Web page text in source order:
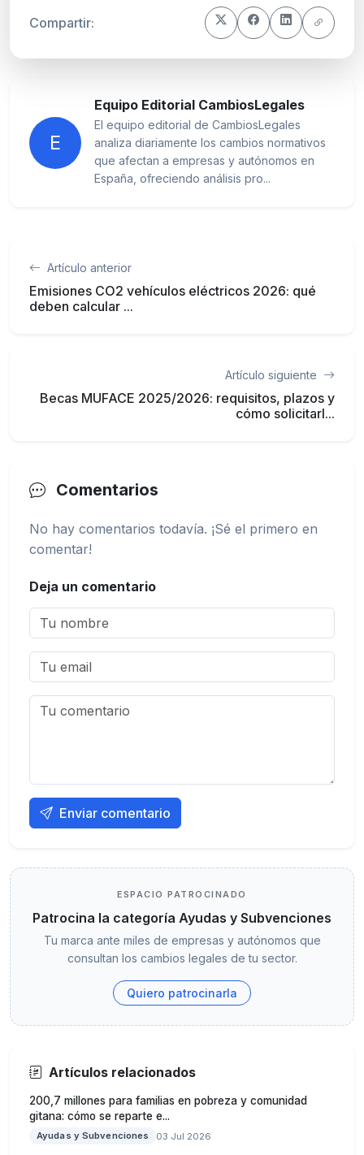
Compartir:
E
Equipo Editorial CambiosLegales
El equipo editorial de CambiosLegales
analiza diariamente los cambios normativos
que afectan a empresas y autónomos en
España, ofreciendo análisis pro...
Artículo anterior
Emisiones CO2 vehículos eléctricos 2026: qué
deben calcular ...
Artículo siguiente
Becas MUFACE 2025/2026: requisitos, plazos y
cómo solicitarl...
Comentarios
No hay comentarios todavía. ¡Sé el primero en
comentar!
Deja un comentario
Enviar comentario
ESPACIO PATROCINADO
Patrocina la categoría Ayudas y Subvenciones
Tu marca ante miles de empresas y autónomos que
consultan los cambios legales de tu sector.
Quiero patrocinarla
Artículos relacionados
200,7 millones para familias en pobreza y comunidad
gitana: cómo se reparte e...
Ayudas y Subvenciones 03 Jul 2026